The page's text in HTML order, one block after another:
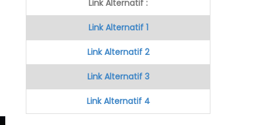
Link Alternatif :
Link Alternatif 1
Link Alternatif 2
Link Alternatif 3
Link Alternatif 4